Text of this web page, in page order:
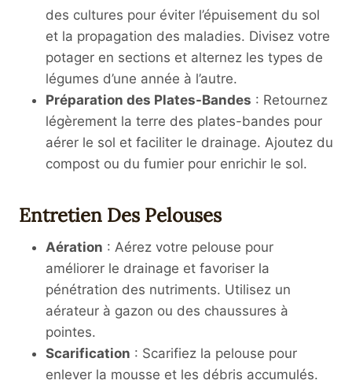
des cultures pour éviter l’épuisement du sol
et la propagation des maladies. Divisez votre
potager en sections et alternez les types de
légumes d’une année à l’autre.
Préparation des Plates-Bandes : Retournez
légèrement la terre des plates-bandes pour
aérer le sol et faciliter le drainage. Ajoutez du
compost ou du fumier pour enrichir le sol.
Entretien Des Pelouses
Aération : Aérez votre pelouse pour
améliorer le drainage et favoriser la
pénétration des nutriments. Utilisez un
aérateur à gazon ou des chaussures à
pointes.
Scarification : Scarifiez la pelouse pour
enlever la mousse et les débris accumulés.